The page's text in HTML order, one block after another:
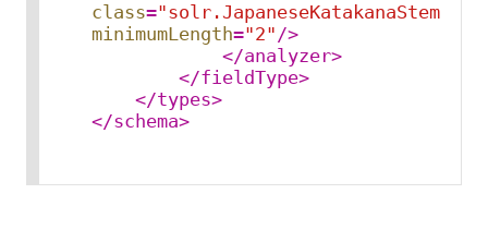
class=
minimumLength="2" />
</analyzer>
</fieldType>
</types>
</schema>